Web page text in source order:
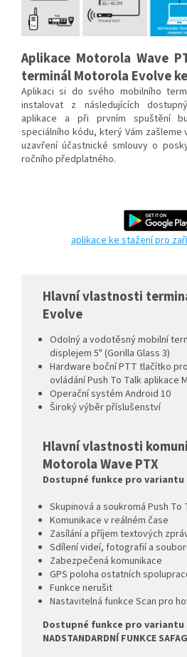
Aplikace Motorola Wave
terminál Motorola Evolve
Aplikaci si do svého mobilního
instalovat z následujících
aplikace a při prvním spuštění
speciálního kódu, který Vám
uzavření účastnické smlouvy o
ročního předplatného.
aplikace ke stažení pro
Hlavní vlastnosti
Evolve
Odolný a vodotěsný mobilní
displejem 5" (Gorilla Glass 3)
Hardware boční PTT tlačítko
ovládání Push To Talk aplikace
Operační systém Android 10
Široký výběr příslušenství
Hlavní vlastnosti
Motorola Wave PTX
Dostupné funkce pro variantu
Skupinová a soukromá Push To
Komunikace v reálném čase
Zasílání a příjem textových
Sdílení videí, fotografií a
Zabezpečená komunikace
GPS poloha ostatních
Funkce nerušit
Nastavitelná funkce Scan pro
Dostupné funkce pro variantu
NADSTANDARDNÍ FUNKCE